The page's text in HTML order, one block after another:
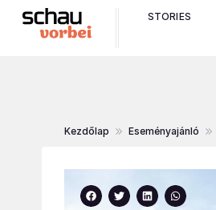
STORIES
Kezdőlap Eseményajánló